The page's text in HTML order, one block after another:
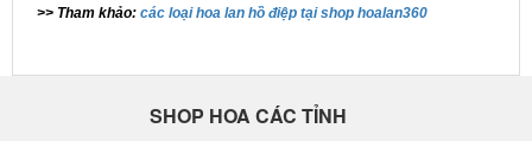
>> Tham khảo: các loại hoa lan hồ điệp tại shop hoalan360
SHOP HOA CÁC TỈNH